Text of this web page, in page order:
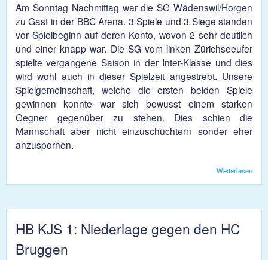
Am Sonntag Nachmittag war die SG Wädenswil/Horgen
zu Gast in der BBC Arena. 3 Spiele und 3 Siege standen
vor Spielbeginn auf deren Konto, wovon 2 sehr deutlich
und einer knapp war. Die SG vom linken Zürichseeufer
spielte vergangene Saison in der Inter-Klasse und dies
wird wohl auch in dieser Spielzeit angestrebt. Unsere
Spielgemeinschaft, welche die ersten beiden Spiele
gewinnen konnte war sich bewusst einem starken
Gegner gegenüber zu stehen. Dies schien die
Mannschaft aber nicht einzuschüchtern sonder eher
anzuspornen.
Weiterlesen
HB KJS 1: Niederlage gegen den HC
Bruggen